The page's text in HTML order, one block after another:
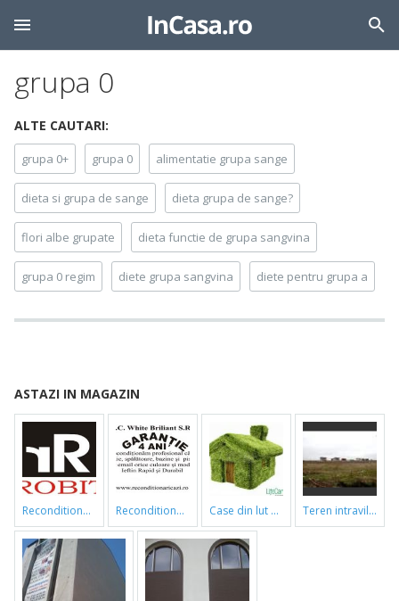
grupa 0
ALTE CAUTARI:
grupa 0+ grupa 0 alimentatie grupa sange
dieta si grupa de sange dieta grupa de sange?
flori albe grupate dieta functie de grupa sangvina
grupa 0 regim diete grupa sangvina diete pentru grupa a
ASTAZI IN MAGAZIN
reconditionari cazi de baie reconditionari cazi de baie case din lut si paie teren intravilan